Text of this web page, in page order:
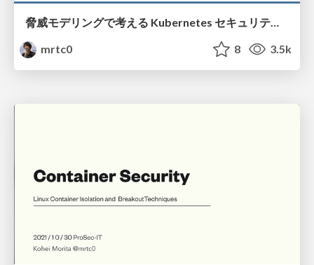
脅威モデリングで考える Kubernetes セキュリティ / CloudNative Days Tokyo 2021 #CNDT2021 #CNDT2021_B
mrtc0
8 3.5k